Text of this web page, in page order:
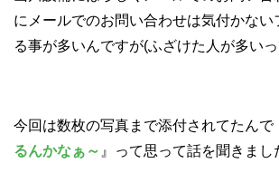
にメールでのお問い合わせは気付かない
る事が多いんですが(ふざけた人が多い
今回は数枚の写真まで添付されてたんで
るんかなぁ～ 』って思って話を聞きまし